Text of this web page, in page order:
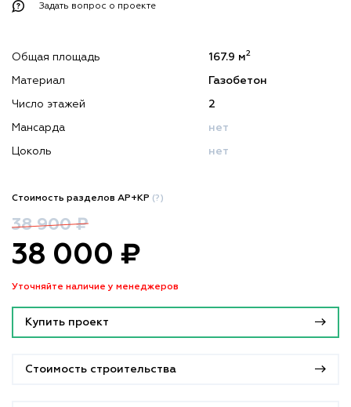
Задать вопрос о проекте
Общая площадь 167.9 м2
Материал Газобетон
Число этажей 2
Мансарда нет
Цоколь нет
Стоимость разделов АР+КР (?)
38 900 ₽
38 000 ₽
Уточняйте наличие у менеджеров
Купить проект
Стоимость строительства